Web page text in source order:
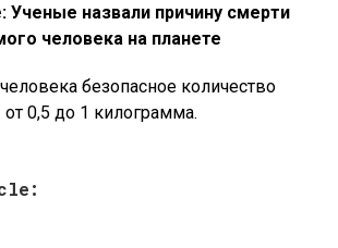
Ученые назвали причину смерти
человека на планете
безопасное количество
0,5 до 1 килограмма.